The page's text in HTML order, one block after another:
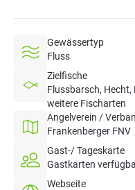
Gewässertyp
Fluss
Zielfische
Flussbarsch, Hecht,
weitere Fischarten
Angelverein /
Frankenberger FNV
Gast-/ Tageskarte
Gastkarten
Webseite